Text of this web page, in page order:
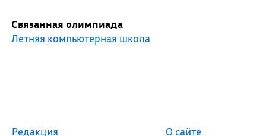
Связанная олимпиада
Летняя компьютерная школа
Редакция О сайте